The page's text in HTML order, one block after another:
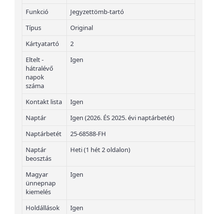
Funkció
Jegyzettömb-tartó
Típus
Original
Kártyatartó
2
Eltelt -
hátralévő
napok
száma
Igen
Kontakt lista
Igen
Naptár
Igen (2026. ÉS 2025. évi naptárbetét)
Naptárbetét
25-68588-FH
Naptár
beosztás
Heti (1 hét 2 oldalon)
Magyar
ünnepnap
kiemelés
Igen
Holdállások
Igen